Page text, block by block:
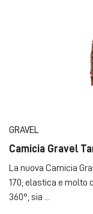
GRAVEL
Camicia Gravel
La nuova Camicia
170; elastica e molto
360°; sia ...